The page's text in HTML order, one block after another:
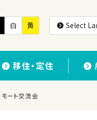
白 黄 Select
移住・定住
ート交流会